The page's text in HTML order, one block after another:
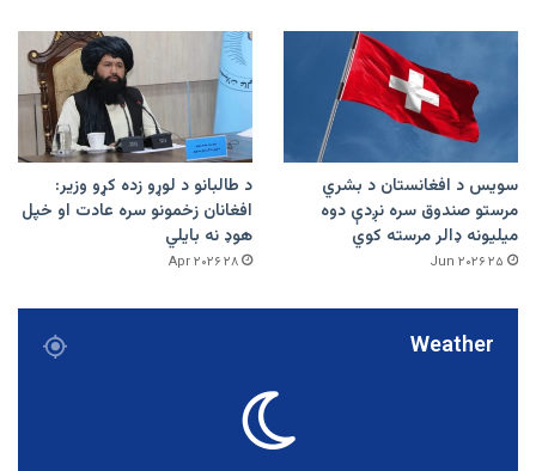
سویس د افغانستان د بشري
مرستو صندوق سره نږدې دوه
میلیونه ډالر مرسته کوي
۲۵ Jun ۲۰۲۶
د طالبانو د لوړو زده کړو وزیر:
افغانان زخمونو سره عادت او خپل
هوډ نه بایلي
۲۸ Apr ۲۰۲۶
Weather